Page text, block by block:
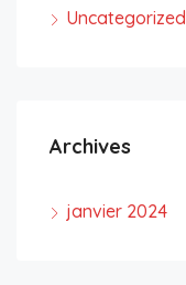
Uncategorized
Archives
janvier 2024